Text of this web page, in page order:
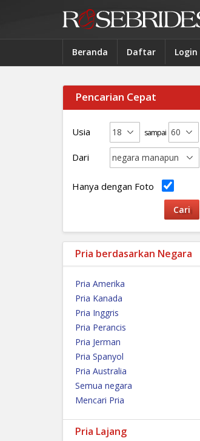
Beranda Daftar Login
Pencarian Cepat
Usia sampai
Dari
Hanya dengan Foto
Pria berdasarkan Negara
Pria Amerika
Pria Kanada
Pria Inggris
Pria Perancis
Pria Jerman
Pria Spanyol
Pria Australia
Semua negara
Mencari Pria
Pria Lajang